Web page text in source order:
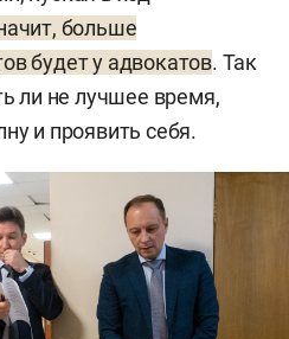
больше
будет у адвокатов. Так
ли не лучшее время,
и проявить себя.